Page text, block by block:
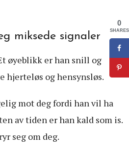
miksede signaler
øyeblikk er han snill og
hjerteløs og hensynsløs.
mot deg fordi han vil ha
av tiden er han kald som is.
seg om deg.
0
SHARES